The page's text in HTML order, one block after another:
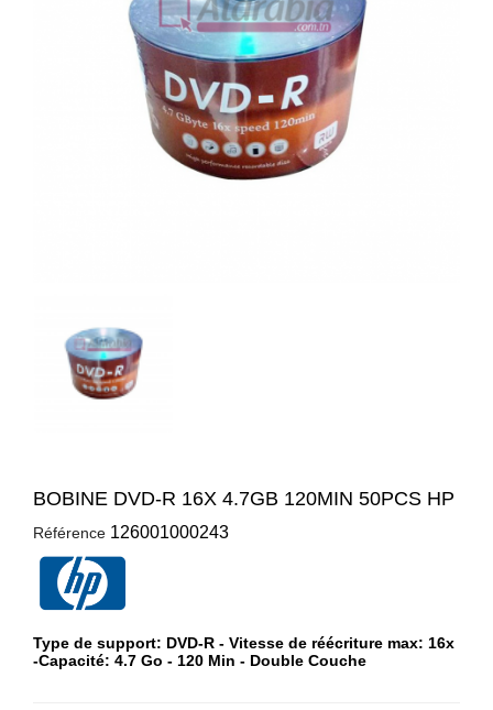
BOBINE DVD-R 16X 4.7GB 120MIN 50PCS HP
Référence 126001000243
Type de support: DVD-R - Vitesse de réécriture max: 16x
-Capacité: 4.7 Go - 120 Min - Double Couche